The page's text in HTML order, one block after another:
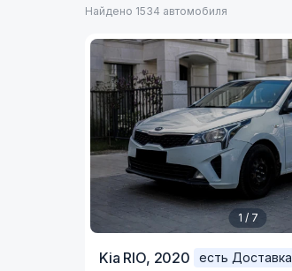
Найдено 1534 автомобиля
1 / 7
Kia RIO, 2020
есть Доставка